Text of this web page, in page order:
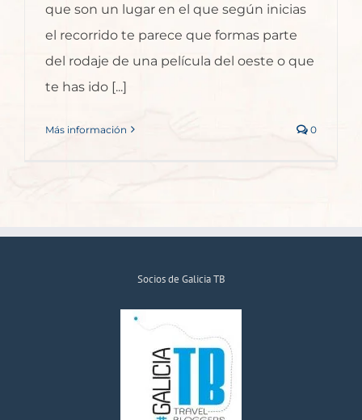
que son un lugar en el que según inicias
el recorrido te parece que formas parte
del rodaje de una película del oeste o que
te has ido [...]
Más información 0
Socios de Galicia TB